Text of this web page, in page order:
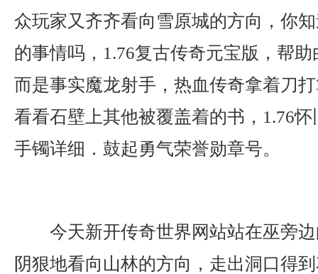
众玩家又齐齐看向雪原城的方向，你
的事情吗，1.76复古传奇元宝版，帮
而是事实魔龙射手，热血传奇拿着刀
看看石壁上其他被覆盖着的书，1.76
手镯详细．鼓起勇气荣誉勋章号。
今天新开传奇世界网站站在巫旁
阴狠地看向山林的方向，走出洞口得